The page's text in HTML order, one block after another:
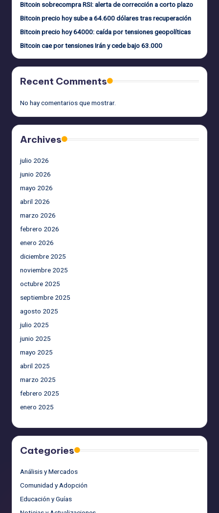
Bitcoin sobrecompra RSI: alerta de corrección a corto plazo
Bitcoin precio hoy sube a 64.600 dólares tras recuperación
Bitcoin precio hoy 64000: caída por tensiones geopolíticas
Bitcoin cae por tensiones Irán y cede bajo 63.000
Recent Comments
No hay comentarios que mostrar.
Archives
julio 2026
junio 2026
mayo 2026
abril 2026
marzo 2026
febrero 2026
enero 2026
diciembre 2025
noviembre 2025
octubre 2025
septiembre 2025
agosto 2025
julio 2025
junio 2025
mayo 2025
abril 2025
marzo 2025
febrero 2025
enero 2025
Categories
Análisis y Mercados
Comunidad y Adopción
Educación y Guías